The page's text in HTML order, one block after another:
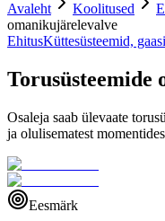
Avaleht
Koolitused
omanikujärelevalve
EhitusKüttesüsteemid,
Torusüsteemide
Osaleja saab ülevaate
ja olulisematest
Eesmärk